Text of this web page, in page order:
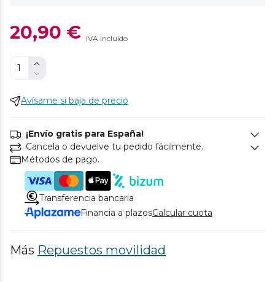
20,90 € IVA incluido
Avísame si baja de precio
¡Envío gratis para España!
Cancela o devuelve tu pedido fácilmente.
Métodos de pago.
Transferencia bancaria
Financia a plazosCalcular cuota
Más Repuestos movilidad